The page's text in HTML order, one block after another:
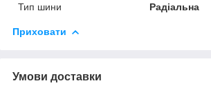
Тип шини
Радіальна
Приховати
Умови доставки